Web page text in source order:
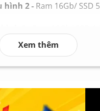
Mẽ)
hình 2 - Ram 16Gb/ SSD
hình 4 -Ram 32Gb/ SSD
6
Xem thêm